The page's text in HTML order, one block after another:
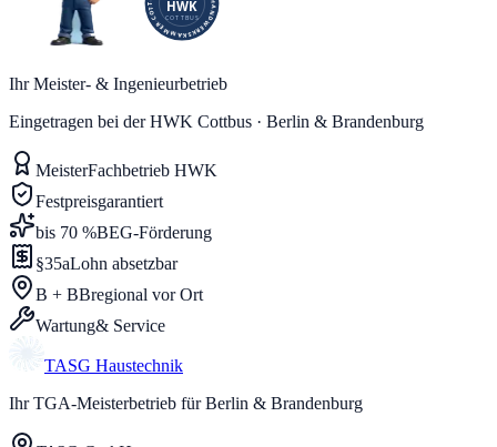
Ihr Meister- & Ingenieurbetrieb
Eingetragen bei der HWK Cottbus · Berlin & Brandenburg
MeisterFachbetrieb HWK
Festpreisgarantiert
bis 70 %BEG-Förderung
§35aLohn absetzbar
B + BBregional vor Ort
Wartung& Service
TASG Haustechnik
Ihr TGA-Meisterbetrieb für Berlin & Brandenburg